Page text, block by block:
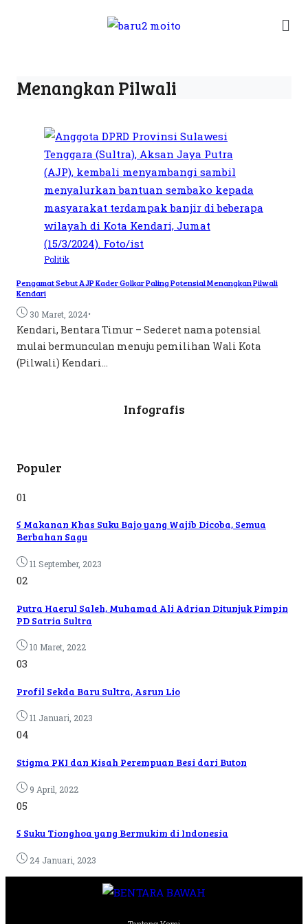
Menangkan Pilwali
Politik
Pengamat Sebut AJP Kader Golkar Paling Potensial Menangkan Pilwali
Kendari
30 Maret, 2024•
Kendari, Bentara Timur – Sederet nama potensial
mulai bermunculan menuju pemilihan Wali Kota
(Pilwali) Kendari...
Infografis
Populer
01
5 Makanan Khas Suku Bajo yang Wajib Dicoba, Semua
Berbahan Sagu
11 September, 2023
02
Putra Haerul Saleh, Muhamad Ali Adrian Ditunjuk Pimpin
PD Satria Sultra
10 Maret, 2022
03
Profil Sekda Baru Sultra, Asrun Lio
11 Januari, 2023
04
Stigma PKI dan Kisah Perempuan Besi dari Buton
9 April, 2022
05
5 Suku Tionghoa yang Bermukim di Indonesia
24 Januari, 2023